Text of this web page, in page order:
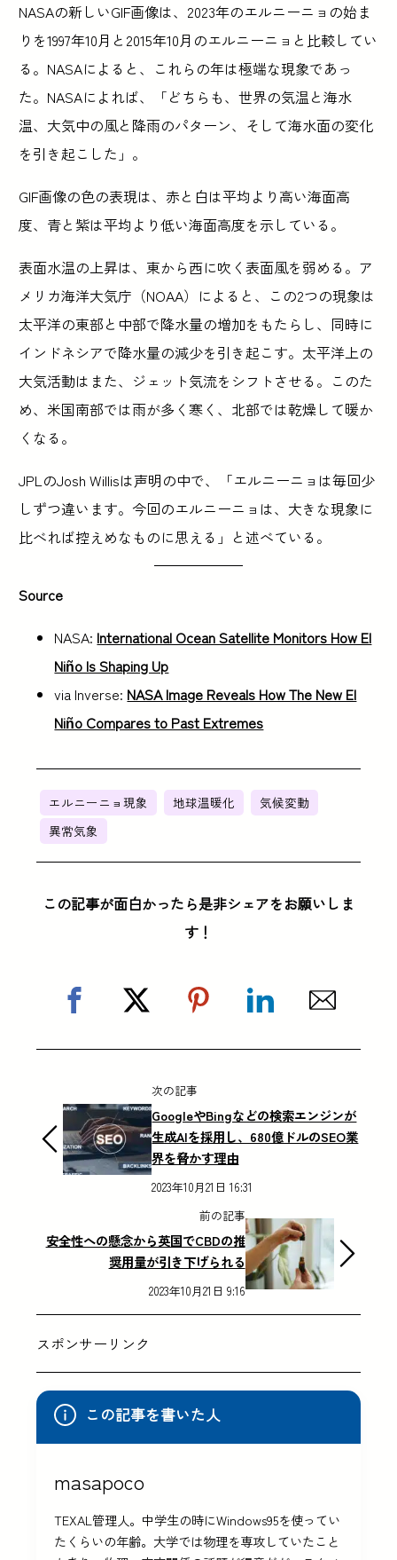
NASAの新しいGIF画像は、2023年のエルニーニョの始ま
りを1997年10月と2015年10月のエルニーニョと比較してい
る。NASAによると、これらの年は極端な現象であっ
た。NASAによれば、「どちらも、世界の気温と海水
温、大気中の風と降雨のパターン、そして海水面の変化
を引き起こした」。
GIF画像の色の表現は、赤と白は平均より高い海面高
度、青と紫は平均より低い海面高度を示している。
表面水温の上昇は、東から西に吹く表面風を弱める。ア
メリカ海洋大気庁（NOAA）によると、この2つの現象は
太平洋の東部と中部で降水量の増加をもたらし、同時に
インドネシアで降水量の減少を引き起こす。太平洋上の
大気活動はまた、ジェット気流をシフトさせる。このた
め、米国南部では雨が多く寒く、北部では乾燥して暖か
くなる。
JPLのJosh Willisは声明の中で、「エルニーニョは毎回少
しずつ違います。今回のエルニーニョは、大きな現象に
比べれば控えめなものに思える」と述べている。
Source
NASA: International Ocean Satellite Monitors How El
Niño Is Shaping Up
via Inverse: NASA Image Reveals How The New El
Niño Compares to Past Extremes
エルニーニョ現象 地球温暖化
気候変動
異常気象
この記事が面白かったら是非シェアをお願いしま
す！
次の記事
GoogleやBingなどの検索エンジンが
生成AIを採用し、680億ドルのSEO業
界を脅かす理由
2023年10月21日 16:31
前の記事
安全性への懸念から英国でCBDの推
奨用量が引き下げられる
2023年10月21日 9:16
スポンサーリンク
この記事を書いた人
masapoco
TEXAL管理人。中学生の時にWindows95を使ってい
たくらいの年齢。大学では物理を専攻していたこと